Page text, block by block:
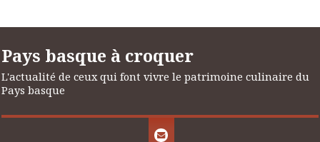
Pays basque à croquer
L'actualité de ceux qui font vivre le patrimoine culinaire du
Pays basque